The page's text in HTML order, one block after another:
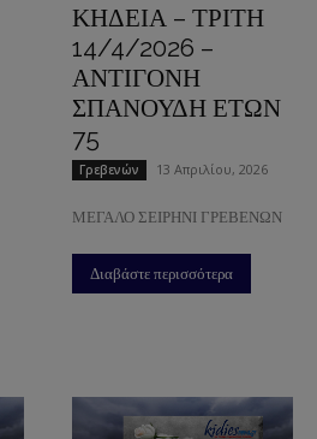
ΚΗΔΕΙΑ – ΤΡΙΤΗ
14/4/2026 –
ΑΝΤΙΓΟΝΗ
ΣΠΑΝΟΥΔΗ ΕΤΩΝ
75
Γρεβενών 13 Απριλίου, 2026
ΜΕΓΑΛΟ ΣΕΙΡΗΝΙ ΓΡΕΒΕΝΩΝ
Διαβάστε περισσότερα